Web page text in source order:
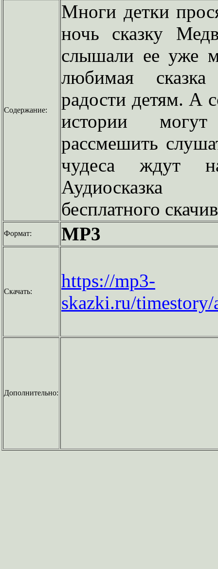
Содержание:
Многи детки
ночь сказку
слышали ее уже
любимая
радости детям. А
истории
рассмешить
чудеса ждут
бесплатного
Формат: MP3
Скачать:
https://mp3-
skazki.ru/
Дополнительно: